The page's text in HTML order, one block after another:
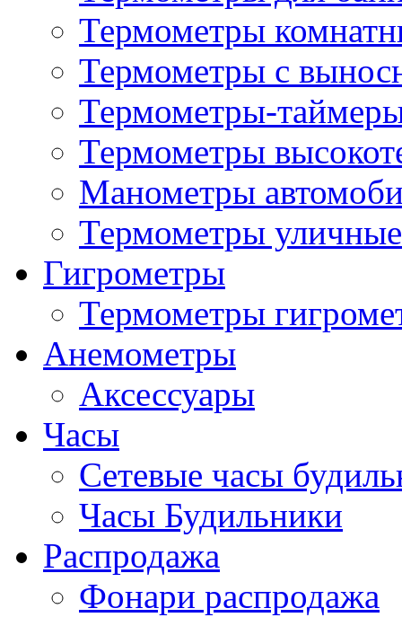
Термометры
Термометры с
Термометры-
Термометры
Манометры
Термометры уличные
Гигрометры
Термометры
Анемометры
Аксессуары
Часы
Сетевые часы
Часы Будильники
Распродажа
Фонари распродажа